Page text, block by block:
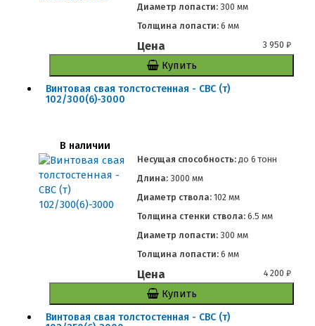
Диаметр лопасти:300 мм
Толщина лопасти:6 мм
Цена 3 950₽
Купить
Винтовая свая толстостенная - СВС (т)
102/300(6)-3000
В наличии
Несущая способность: до 6 тонн
Длина:3000 мм
Диаметр ствола:102 мм
Толщина стенки ствола:6.5 мм
Диаметр лопасти:300 мм
Толщина лопасти:6 мм
Цена 4 200₽
Купить
Винтовая свая толстостенная - СВС (т)